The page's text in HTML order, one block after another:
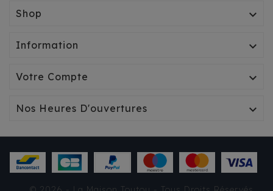
SPENCER DORÉ
Shop 
Information 
Votre Compte 
Nos Heures D'ouvertures 